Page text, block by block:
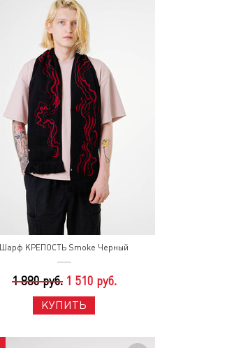
Шарф КРЕПОСТЬ Smoke Черный
1 880 руб. 1 510 руб.
КУПИТЬ